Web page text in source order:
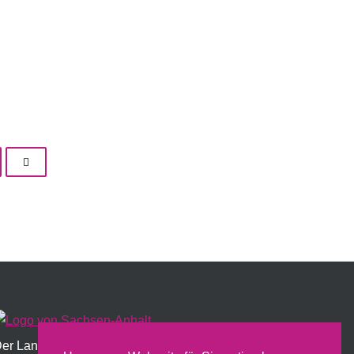
Landesfrauenrat wird institutionell vom Land